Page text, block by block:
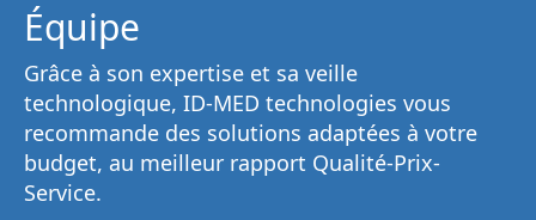
Équipe
Grâce à son expertise et sa veille
technologique, ID-MED technologies vous
recommande des solutions adaptées à votre
budget, au meilleur rapport Qualité-Prix-
Service.